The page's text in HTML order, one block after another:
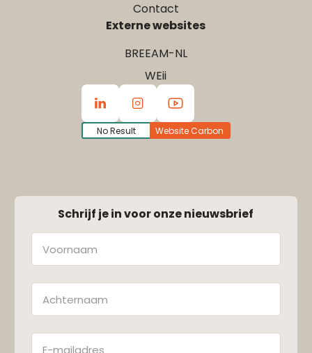
Contact
Externe websites
BREEAM-NL
WEii
No Result Website Carbon
Schrijf je in voor onze nieuwsbrief
Naam
Achternaam
E-